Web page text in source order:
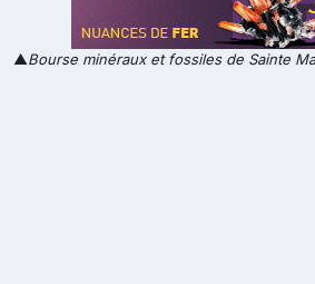
▲Bourse minéraux et fossiles de Sainte